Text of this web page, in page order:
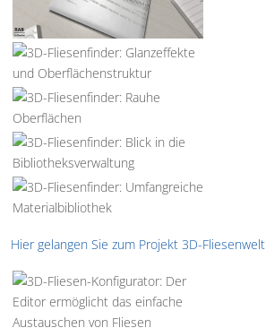
Hier gelangen Sie zum Projekt 3D-Fliesenwelt